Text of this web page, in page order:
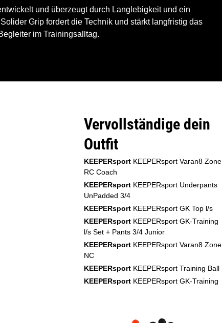
und überzeugt durch Langlebigkeit und ein
Grip fordert die Technik und stärkt langfristig das
im Trainingsalltag.
Vervollständige dein
Outfit
KEEPERsport KEEPERsport Varan8 Zone
RC Coach
KEEPERsport KEEPERsport Underpants
UnPadded 3/4
KEEPERsport KEEPERsport GK Top l/s
KEEPERsport KEEPERsport GK-Training
l/s Set + Pants 3/4 Junior
KEEPERsport KEEPERsport Varan8 Zone
NC
KEEPERsport KEEPERsport Training Ball
KEEPERsport KEEPERsport GK-Training